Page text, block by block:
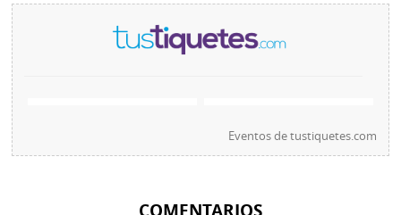
Eventos detustiquetes.com